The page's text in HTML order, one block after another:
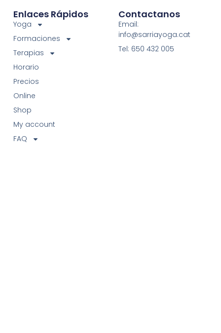
Enlaces Rápidos
Yoga
Formaciones
Terapias
Horario
Precios
Online
Shop
My account
FAQ
Contactanos
Email:
info@sarriayoga.cat
Tel: 650 432 005